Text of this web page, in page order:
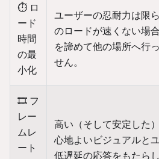
⏱️ ロ
ード
時間
の最
小化
ユーザーの忍耐力は限
のロードが速くない場
を諦めて他の場所へ行
せん。
🎞️ フ
レー
ムレ
ート
高い（そして安定した
心地よいビジュアルと
低遅延の応答をもたらし